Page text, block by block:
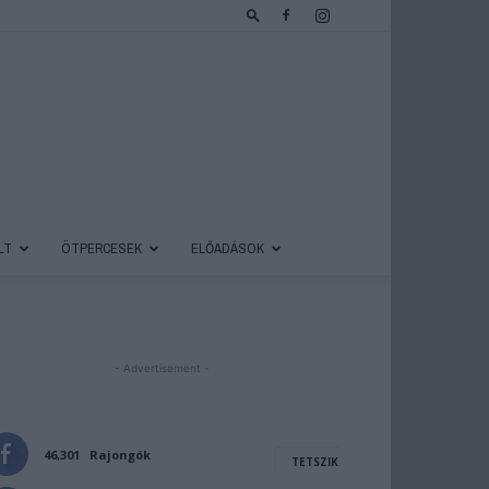
ÖTPERCESEK ELŐADÁSOK
- Advertisement -
46,301 Rajongók TETSZIK